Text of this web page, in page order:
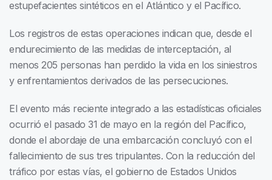
estupefacientes sintéticos en el Atlántico y el Pacífico.
Los registros de estas operaciones indican que, desde el
endurecimiento de las medidas de interceptación, al
menos 205 personas han perdido la vida en los siniestros
y enfrentamientos derivados de las persecuciones.
El evento más reciente integrado a las estadísticas oficiales
ocurrió el pasado 31 de mayo en la región del Pacífico,
donde el abordaje de una embarcación concluyó con el
fallecimiento de sus tres tripulantes. Con la reducción del
tráfico por estas vías, el gobierno de Estados Unidos